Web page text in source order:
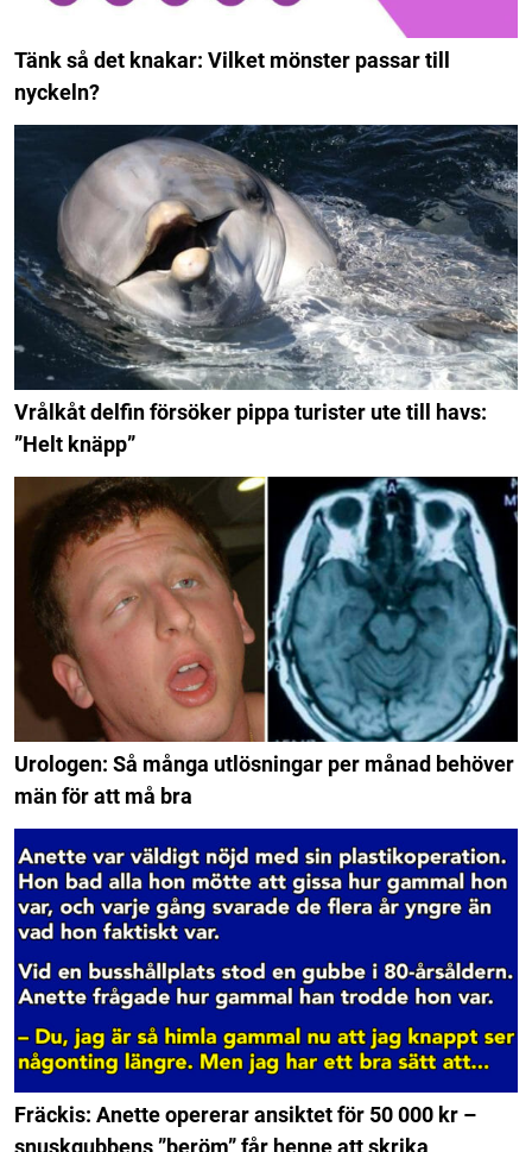
Tänk så det knakar: Vilket mönster passar till
nyckeln?
Vrålkåt delfin försöker pippa turister ute till havs:
”Helt knäpp”
Urologen: Så många utlösningar per månad behöver
män för att må bra
Fräckis: Anette opererar ansiktet för 50 000 kr –
snuskgubbens ”beröm” får henne att skrika